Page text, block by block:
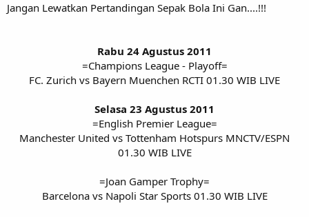
Jangan Lewatkan Pertandingan Sepak Bola Ini Gan....!!!
Rabu 24 Agustus 2011
=Champions League - Playoff=
FC. Zurich vs Bayern Muenchen RCTI 01.30 WIB LIVE
Selasa 23 Agustus 2011
=English Premier League=
Manchester United vs Tottenham Hotspurs MNCTV/ESPN
01.30 WIB LIVE
=Joan Gamper Trophy=
Barcelona vs Napoli Star Sports 01.30 WIB LIVE